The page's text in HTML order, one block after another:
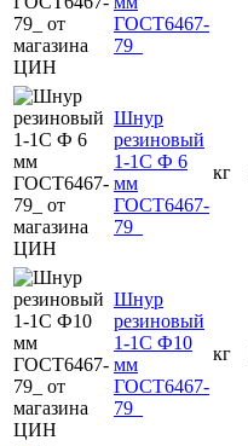
ГОСТ6467-
79_
Шнур
резиновый
1-1С Ф 6
мм
ГОСТ6467-
79_
кг
Шнур
резиновый
1-1С Ф10
мм
ГОСТ6467-
79_
кг